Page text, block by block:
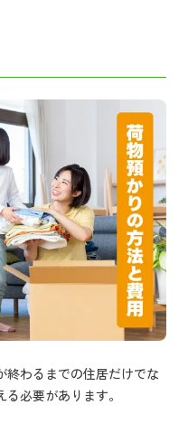
終わるまでの住居だけでな
必要があります。